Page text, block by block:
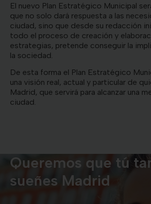
El nuevo Plan Estratégico Municipal
que no solo dará respuesta a las
ciudad, sino que desde su redacción
todo el proceso de creación y
estrategias, pretende conseguir la
la sociedad.
De esta forma el Plan Estratégico
una visión real, actual y particular de
Madrid, que servirá para alcanzar una
ciudad.
Queremos que tú
sueñes Madrid